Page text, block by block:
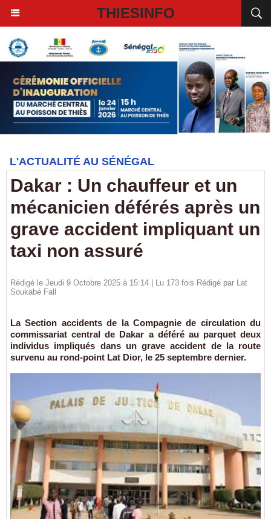
THIESINFO
L'ACTUALITÉ AU SÉNÉGAL
Dakar : Un chauffeur et un
mécanicien déférés après un
grave accident impliquant un
taxi non assuré
Rédigé le Jeudi 9 Octobre 2025 à 15:14 | Lu 173 fois Rédigé par Lat
Soukabé Fall
La Section accidents de la Compagnie de circulation du
commissariat central de Dakar a déféré au parquet deux
individus impliqués dans un grave accident de la route
survenu au rond-point Lat Dior, le 25 septembre dernier.